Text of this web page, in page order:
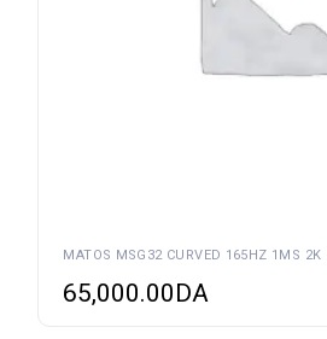
MATOS MSG32 CURVED 165HZ 1MS 2K
65,000.00DA